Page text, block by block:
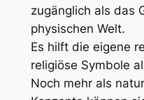
zugänglich als das
physischen Welt.
Es hilft die eigene
religiöse Symbole
Noch mehr als